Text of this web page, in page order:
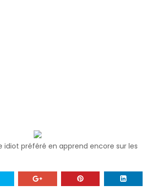
idiot préféré en apprend encore sur les